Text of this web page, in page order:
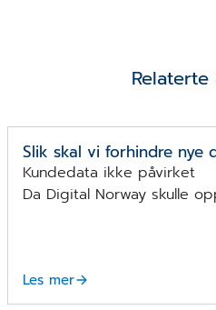
Slik skal vi forhindre nye
Kundedata ikke påvirket
Da Digital Norway skulle
Les mer